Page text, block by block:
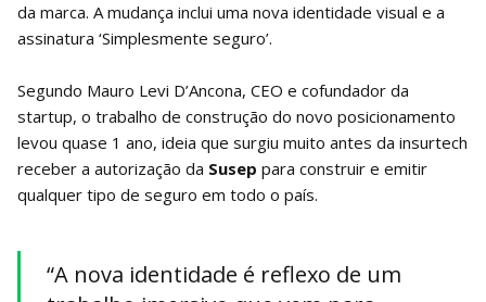
da marca. A mudança inclui uma nova identidade visual e a
assinatura ‘Simplesmente seguro’.
Segundo Mauro Levi D’Ancona, CEO e cofundador da
startup, o trabalho de construção do novo posicionamento
levou quase 1 ano, ideia que surgiu muito antes da insurtech
receber a autorização da Susep para construir e emitir
qualquer tipo de seguro em todo o país.
“A nova identidade é reflexo de um